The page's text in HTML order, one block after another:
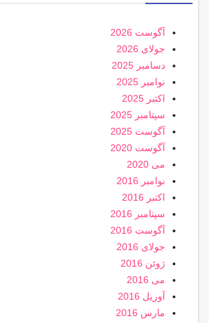
آگوست 2026
جولای 2026
دسامبر 2025
نوامبر 2025
اکتبر 2025
سپتامبر 2025
آگوست 2025
آگوست 2020
می 2020
نوامبر 2016
اکتبر 2016
سپتامبر 2016
آگوست 2016
جولای 2016
ژوئن 2016
می 2016
آوریل 2016
مارس 2016